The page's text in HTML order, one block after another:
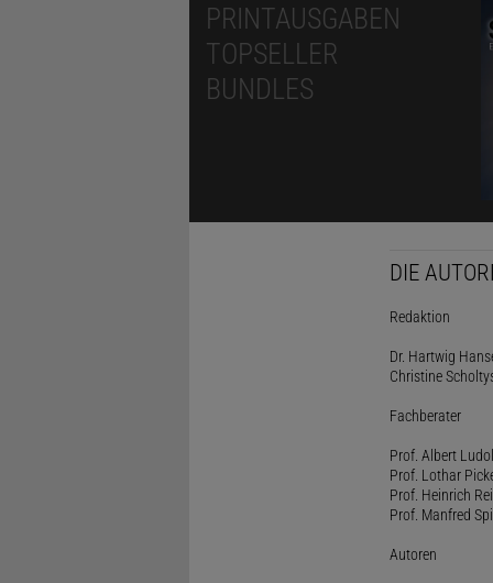
PRINTAUSGABEN
TOPSELLER
BUNDLES
DIE
Redaktion
Dr. Hartwig
Christine
Fachberater
Prof. Albert
Prof. Lothar
Prof. Heinrich
Prof. Manfred
Autoren